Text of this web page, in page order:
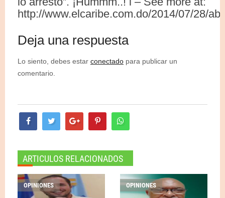
http://www.elcaribe.com.do/2014/07/28/
Deja una respuesta
Lo siento, debes estar conectado para publicar un
comentario.
ARTICULOS RELACIONADOS
OPINIONES OPINIONES